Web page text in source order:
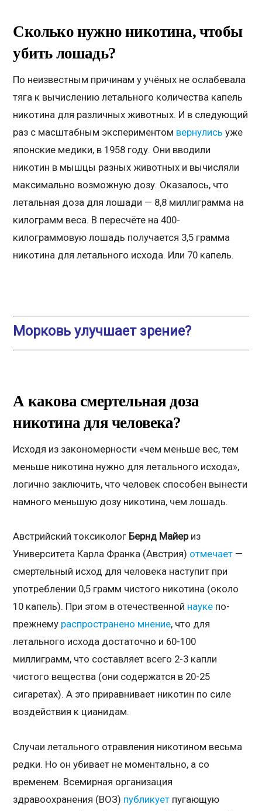
Сколько нужно никотина, чтобы
убить лошадь?
По неизвестным причинам у учёных не ослабевала
тяга к вычислению летального количества капель
никотина для различных животных. И в следующий
раз с масштабным экспериментом вернулись уже
японские медики, в 1958 году. Они вводили
никотин в мышцы разных животных и вычисляли
максимально возможную дозу. Оказалось, что
летальная доза для лошади — 8,8 миллиграмма на
килограмм веса. В пересчёте на 400-
килограммовую лошадь получается 3,5 грамма
никотина для летального исхода. Или 70 капель.
Морковь улучшает зрение?
А какова смертельная доза
никотина для человека?
Исходя из закономерности «чем меньше вес, тем
меньше никотина нужно для летального исхода»,
логично заключить, что человек способен вынести
намного меньшую дозу никотина, чем лошадь.
Австрийский токсиколог Бернд Майериз
Университета Карла Франка (Австрия) отмечает —
смертельный исход для человека наступит при
употреблении 0,5 грамм чистого никотина (около
10 капель). При этом в отечественной науке по-
прежнему распространено мнение, что для
летального исхода достаточно и 60-100
миллиграмм, что составляет всего 2-3 капли
чистого вещества (они содержатся в 20-25
сигаретах). А это приравнивает никотин по силе
воздействия к цианидам.
Случаи летального отравления никотином весьма
редки. Но он убивает не моментально, а со
временем. Всемирная организация
здравоохранения (ВОЗ) публикует пугающую